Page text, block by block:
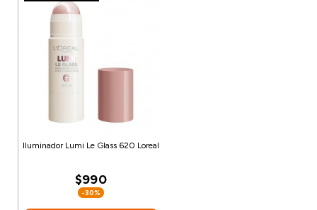
Iluminador Lumi Le Glass 620 Loreal
$990
-30%